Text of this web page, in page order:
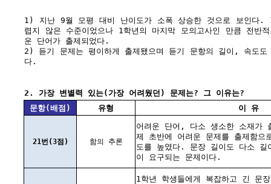
1) 지난 9월 모평 대비 난이도가 소폭 상승한 것으로 보인다.
렵지 않은 수준이었으나 1학년의 마지막 모의고사인 만큼 전반
운 단어가 출제되었다.
2) 듣기 문제는 평이하게 출제됐으며 듣기 문항의 길이, 속도도
다.
2. 가장 변별력 있는(가장 어려웠던) 문제는? 그 이유는?
문항(배점)
유형 이 유
21번(3점) 함의 추론
어려운 단어, 다소 생소한 소재가
제 초반에 어려운 문제를 출제함으
도를 높였다. 문장 길이도 다소 길
이 요구되는 문제이다.
1학년 학생들에게 복잡하고 긴 문